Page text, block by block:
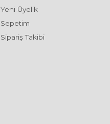
Yeni Üyelik
Sepetim
Sipariş Takibi